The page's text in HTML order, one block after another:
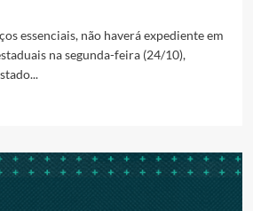
essenciais, não haverá expediente em
na segunda-feira (24/10),